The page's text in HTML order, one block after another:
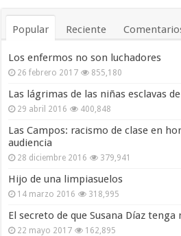
Popular Reciente
Los enfermos no son luchadores
26 febrero 2017 855,180
Las lágrimas de las niñas esclavas
29 abril 2016 400,848
Las Campos: racismo de clase en
audiencia
28 diciembre 2016 379,941
Hijo de una limpiasuelos
14 marzo 2016 318,995
El secreto de que Susana Díaz tenga
22 mayo 2017 162,895